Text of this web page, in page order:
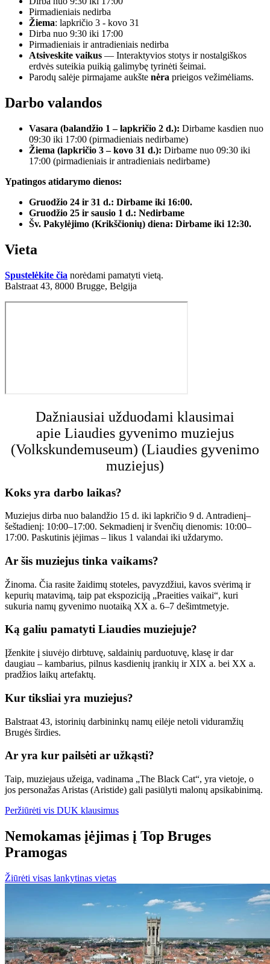
Pirmadieniais nedirba
Žiema: lapkričio 3 - kovo 31
Dirba nuo 9:30 iki 17:00
Pirmadieniais ir antradieniais nedirba
Atsiveskite vaikus — Interaktyvios stotys ir nostalgiškos
erdvės suteikia puikią galimybę tyrinėti šeimai.
Parodų salėje pirmajame aukšte nėra prieigos vežimėliams.
Darbo valandos
Vasara (balandžio 1 – lapkričio 2 d.): Dirbame kasdien nuo
09:30 iki 17:00 (pirmadieniais nedirbame)
Žiema (lapkričio 3 – kovo 31 d.): Dirbame nuo 09:30 iki
17:00 (pirmadieniais ir antradieniais nedirbame)
Ypatingos atidarymo dienos:
Gruodžio 24 ir 31 d.: Dirbame iki 16:00.
Gruodžio 25 ir sausio 1 d.: Nedirbame
Šv. Pakylėjimo (Krikščionių) diena: Dirbame iki 12:30.
Vieta
Spustelėkite čia norėdami pamatyti vietą.
Balstraat 43, 8000 Brugge, Belgija
Dažniausiai užduodami klausimai
apie Liaudies gyvenimo muziejus
(Volkskundemuseum) (Liaudies gyvenimo
muziejus)
Koks yra darbo laikas?
Muziejus dirba nuo balandžio 15 d. iki lapkričio 9 d. Antradienį–
šeštadienį: 10:00–17:00. Sekmadienį ir švenčių dienomis: 10:00–
17:00. Paskutinis įėjimas – likus 1 valandai iki uždarymo.
Ar šis muziejus tinka vaikams?
Žinoma. Čia rasite žaidimų stoteles, pavyzdžiui, kavos svėrimą ir
kepurių matavimą, taip pat ekspoziciją „Praeities vaikai“, kuri
sukuria namų gyvenimo nuotaiką XX a. 6–7 dešimtmetyje.
Ką galiu pamatyti Liaudies muziejuje?
Įženkite į siuvėjo dirbtuvę, saldainių parduotuvę, klasę ir dar
daugiau – kambarius, pilnus kasdienių įrankių ir XIX a. bei XX a.
pradžios laikų artefaktų.
Kur tiksliai yra muziejus?
Balstraat 43, istorinių darbininkų namų eilėje netoli viduramžių
Brugės širdies.
Ar yra kur pailsėti ar užkąsti?
Taip, muziejaus užeiga, vadinama „The Black Cat“, yra vietoje, o
jos personažas Aristas (Aristide) gali pasiūlyti malonų apsikabinimą.
Peržiūrėti vis DUK klausimus
Nemokamas įėjimas į Top Bruges
Pramogas
Žiūrėti visas lankytinas vietas